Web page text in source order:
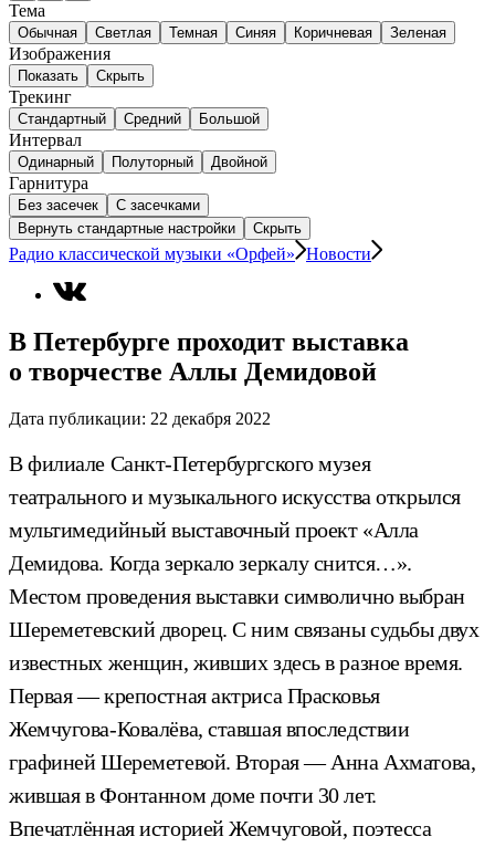
Тема
Обычная Светлая Темная Синяя Коричневая Зеленая
Изображения
Показать Скрыть
Трекинг
Стандартный Средний Большой
Интервал
Одинарный Полуторный Двойной
Гарнитура
Без засечек
С засечками
Вернуть стандартные настройки
Скрыть
Радио классической музыки «Орфей» Новости
В Петербурге проходит выставка
о творчестве Аллы Демидовой
Дата публикации: 22 декабря 2022
В филиале Санкт-Петербургского музея
театрального и музыкального искусства открылся
мультимедийный выставочный проект «Алла
Демидова. Когда зеркало зеркалу снится…».
Местом проведения выставки символично выбран
Шереметевский дворец. С ним связаны судьбы двух
известных женщин, живших здесь в разное время.
Первая — крепостная актриса Прасковья
Жемчугова-Ковалёва, ставшая впоследствии
графиней Шереметевой. Вторая — Анна Ахматова,
жившая в Фонтанном доме почти 30 лет.
Впечатлённая историей Жемчуговой, поэтесса